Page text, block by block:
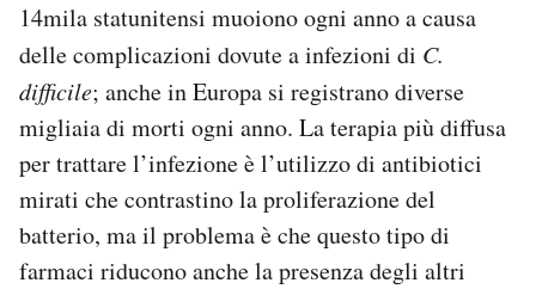
14mila statunitensi muoiono ogni anno a causa
delle complicazioni dovute a infezioni di C.
difficile; anche in Europa si registrano diverse
migliaia di morti ogni anno. La terapia più diffusa
per trattare l’infezione è l’utilizzo di antibiotici
mirati che contrastino la proliferazione del
batterio, ma il problema è che questo tipo di
farmaci riducono anche la presenza degli altri